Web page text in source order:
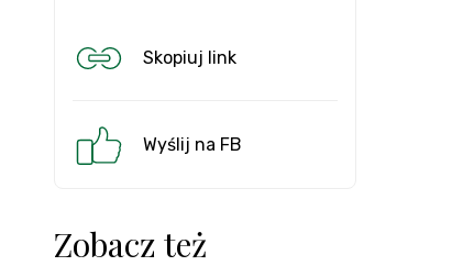
Skopiuj link
Wyślij na FB
Zobacz też